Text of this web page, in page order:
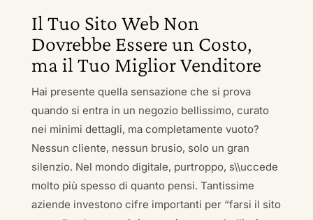
Il Tuo Sito Web Non
Dovrebbe Essere un Costo,
ma il Tuo Miglior Venditore
Hai presente quella sensazione che si prova
quando si entra in un negozio bellissimo, curato
nei minimi dettagli, ma completamente vuoto?
Nessun cliente, nessun brusio, solo un gran
silenzio. Nel mondo digitale, purtroppo, s\\uccede
molto più spesso di quanto pensi. Tantissime
aziende investono cifre importanti per “farsi il sito